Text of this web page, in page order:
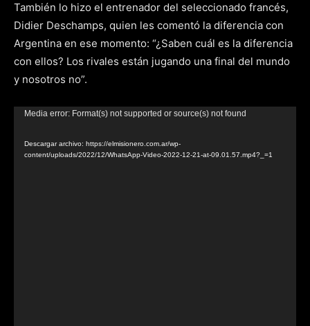
También lo hizo el entrenador del seleccionado francés,
Didier Deschamps, quien les comentó la diferencia con
Argentina en ese momento: “¿Saben cuál es la diferencia
con ellos? Los rivales están jugando una final del mundo
y nosotros no”.
Reproductor
video
Media error: Format(s) not supported or source(s) not found
Descargar archivo: https://elmisionero.com.ar/wp-
content/uploads/2022/12/WhatsApp-Video-2022-12-21-at-09.01.57.mp4?_=1